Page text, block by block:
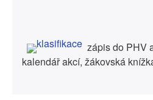
zápis do PHV
kalendář akcí, žákovská